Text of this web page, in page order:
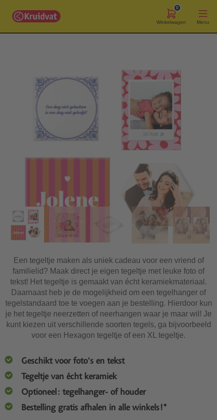
0
Winkelwagen Menu
Een tegeltje maken als uniek cadeau voor een vriend of
familielid? Maak direct je eigen tegeltje met leuke foto of
tekst! Het tegeltje is gemaakt van écht keramiekmateriaal.
Daarnaast heb je de mogelijkheid om een tegelhanger of
tegelstandaard toe te voegen aan je bestelling. Hierdoor kun
je het tegeltje neerzetten of neerhangen waar je maar wil! Je
kunt kiezen uit verschillende soorten tegels, ga bijvoorbeeld
voor een Hexagon tegeltje of een XL tegeltje.
Geschikt voor foto's en tekst
Tegeltje van écht keramiek
Optioneel: tegelhanger- of houder
Bestelling gratis afhalen in alle winkels!*